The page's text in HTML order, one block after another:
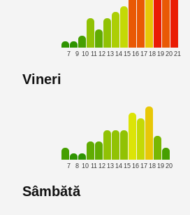
7 9 10 11 12 13 14 15 16 17 18 19 20 21
Vineri
7 8 10 11 12 13 14 15 16 17 18 19 20
Sâmbătă